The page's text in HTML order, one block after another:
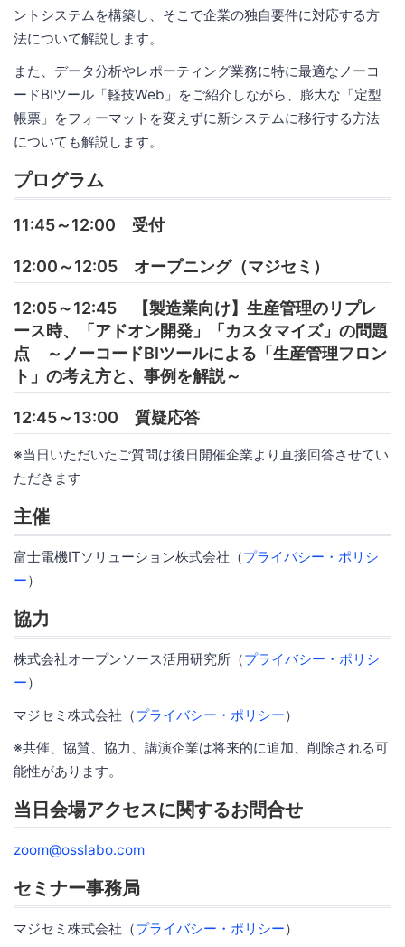
ントシステムを構築し、そこで企業の独自要件に対応する方
法について解説します。
また、データ分析やレポーティング業務に特に最適なノーコ
ードBIツール「軽技Web」をご紹介しながら、膨大な「定型
帳票」をフォーマットを変えずに新システムに移行する方法
についても解説します。
プログラム
11:45～12:00 受付
12:00～12:05 オープニング（マジセミ）
12:05～12:45 【製造業向け】生産管理のリプレ
ース時、「アドオン開発」「カスタマイズ」の問題
点 ～ノーコードBIツールによる「生産管理フロン
ト」の考え方と、事例を解説～
12:45～13:00 質疑応答
※当日いただいたご質問は後日開催企業より直接回答させてい
ただきます
主催
富士電機ITソリューション株式会社（プライバシー・ポリシ
ー）
協力
株式会社オープンソース活用研究所（プライバシー・ポリシ
ー）
マジセミ株式会社（プライバシー・ポリシー）
※共催、協賛、協力、講演企業は将来的に追加、削除される可
能性があります。
当日会場アクセスに関するお問合せ
zoom@osslabo.com
セミナー事務局
マジセミ株式会社（プライバシー・ポリシー）